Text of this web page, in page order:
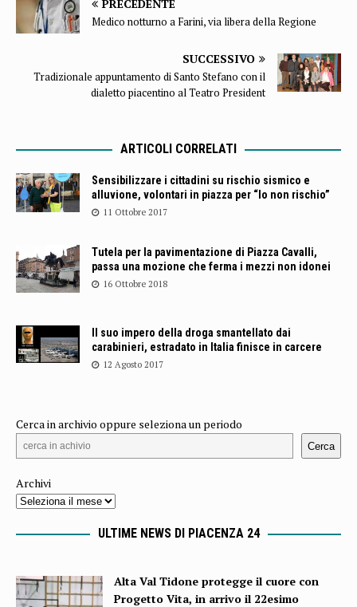
PRECEDENTE
Medico notturno a Farini, via libera della Regione
SUCCESSIVO
Tradizionale appuntamento di Santo Stefano con il
dialetto piacentino al Teatro President
ARTICOLI CORRELATI
Sensibilizzare i cittadini su rischio sismico e
alluvione, volontari in piazza per “Io non rischio”
11 Ottobre 2017
Tutela per la pavimentazione di Piazza Cavalli,
passa una mozione che ferma i mezzi non idonei
16 Ottobre 2018
Il suo impero della droga smantellato dai
carabinieri, estradato in Italia finisce in carcere
12 Agosto 2017
Cerca in archivio oppure seleziona un periodo
Cerca
Archivi
ULTIME NEWS DI PIACENZA 24
Alta Val Tidone protegge il cuore con
Progetto Vita, in arrivo il 22esimo